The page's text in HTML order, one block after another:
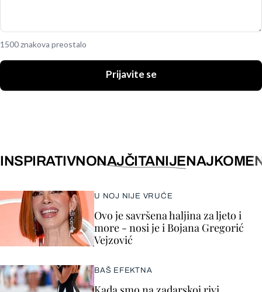
1500 znakova preostalo
Prijavite se
INSPIRATIVNONAJČITANIJE
U NOJ NIJE VRUĆE
Ovo je savršena haljina za ljeto i
more - nosi je i Bojana Gregorić
Vejzović
BAŠ EFEKTNA